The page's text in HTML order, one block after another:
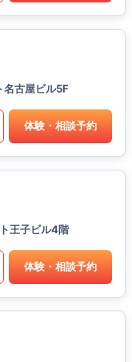
古屋ビル5F
体験・相談予約
王子ビル4階
体験・相談予約